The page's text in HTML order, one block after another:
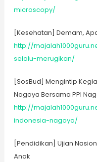
microscopy/
[Kesehatan] Demam,
http://
selalu-merugikan/
[SosBud] Mengintip
Nagoya Bersama PPI
http://
indonesia-nagoya/
[Pendidikan] Ujian
Anak